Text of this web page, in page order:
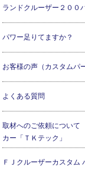
ランドクルーザー２００
パワー足りてますか？
お客様の声（カスタムパ
よくある質問
取材へのご依頼につい
カー「ＴＫテック」
ＦＪクルーザーカスタム